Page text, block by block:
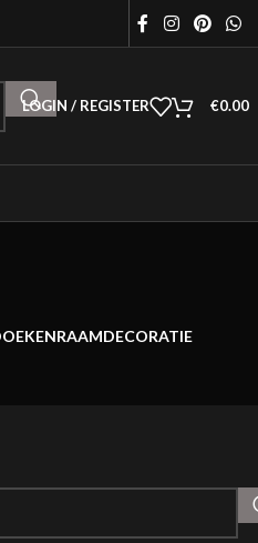
LOGIN / REGISTER €0.00
RAAMDECORATIE